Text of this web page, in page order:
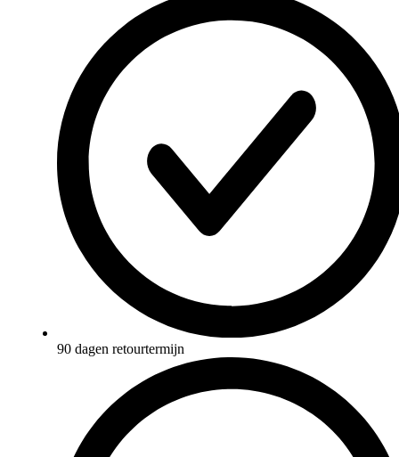
90 dagen retourtermijn